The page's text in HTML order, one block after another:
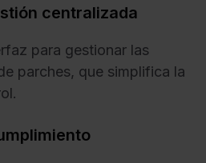
centralizada
para gestionar las
parches, que simplifica la